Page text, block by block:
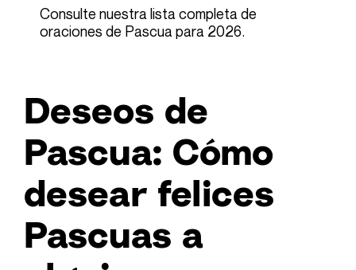
Consulte nuestra lista completa de
oraciones de Pascua para 2026.
Deseos de
Pascua: Cómo
desear felices
Pascuas a